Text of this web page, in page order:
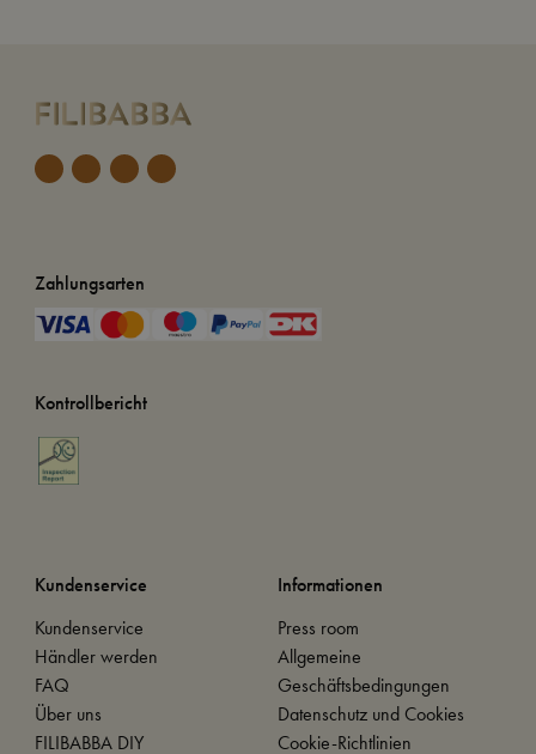
Zahlungsarten
Kontrollbericht
Kundenservice
Kundenservice
Händler werden
FAQ
Über uns
FILIBABBA DIY
Informationen
Press room
Allgemeine
Geschäftsbedingungen
Datenschutz und Cookies
Cookie-Richtlinien